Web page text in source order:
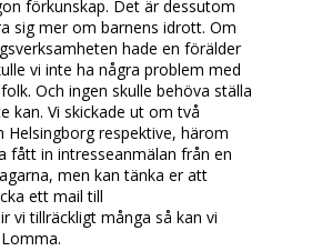
förkunskap. Det är dessutom
sig mer om barnens idrott. Om
hade en förälder
vi inte ha några problem med
Och ingen skulle behöva ställa
kan. Vi skickade ut om två
Helsingborg respektive, härom
fått in intresseanmälan från en
men kan tänka er att
ett mail till
vi tillräckligt många så kan vi